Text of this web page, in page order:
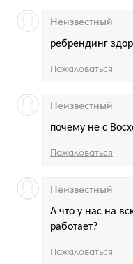
ребрендинг
Неизвестный
Пожаловаться
почему не с
Неизвестный
Пожаловаться
А что у нас на
работает?
Неизвестный
Пожаловаться